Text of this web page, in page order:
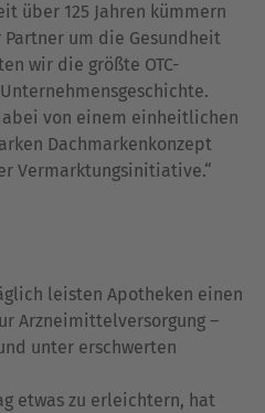
über 125 Jahren kümmern
um die Gesundheit
wir die größte OTC-
von einem einheitlichen
Dachmarkenkonzept
Vermarktungsinitiative.“
leisten Apotheken einen
Arzneimittelversorgung –
unter erschwerten
etwas zu erleichtern, hat